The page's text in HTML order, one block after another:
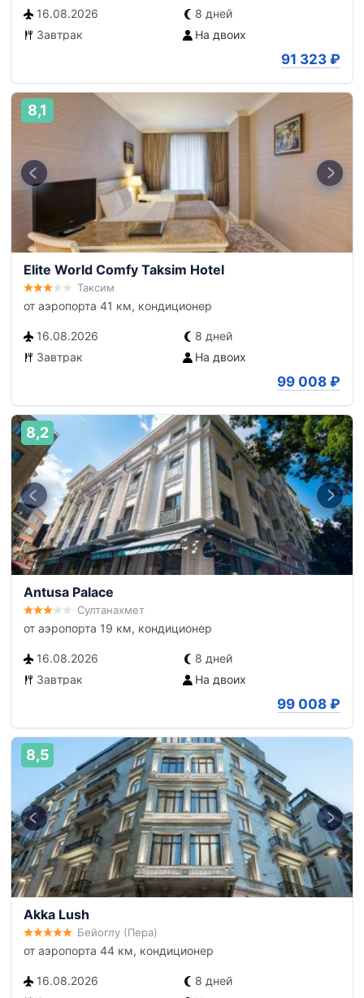
16.08.2026
8 дней
Завтрак
На двоих
91 323 ₽
8,1
Elite World Comfy Taksim Hotel
Таксим
от аэропорта 41 км, кондиционер
16.08.2026
8 дней
Завтрак
На двоих
99 008 ₽
8,2
Antusa Palace
Султанахмет
от аэропорта 19 км, кондиционер
16.08.2026
8 дней
Завтрак
На двоих
99 008 ₽
8,5
Akka Lush
Бейоглу (Пера)
от аэропорта 44 км, кондиционер
16.08.2026
8 дней